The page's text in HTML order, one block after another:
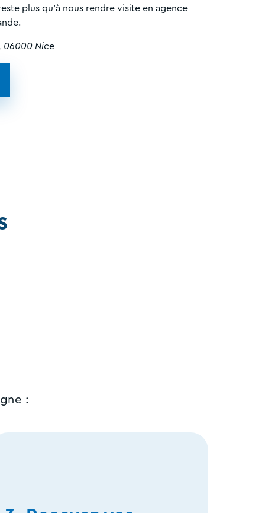
plus qu'à nous rendre visite en agence
06000 Nice
: